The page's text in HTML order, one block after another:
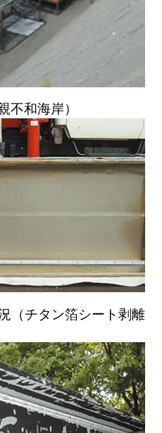
不和海岸）
（チタン箔シート剥離